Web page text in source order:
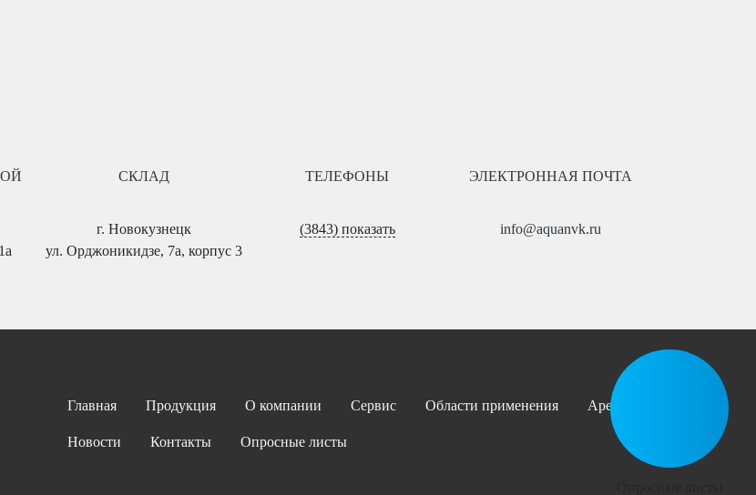
СКЛАД
г. Новокузнецк
ул. Орджоникидзе, 7а, корпус 3
ТЕЛЕФОНЫ
(3843) показать
ЭЛЕКТРОННАЯ ПОЧТА
info@aquanvk.ru
Главная Продукция О компании Сервис Области применения Аренда
Новости Контакты Опросные листы